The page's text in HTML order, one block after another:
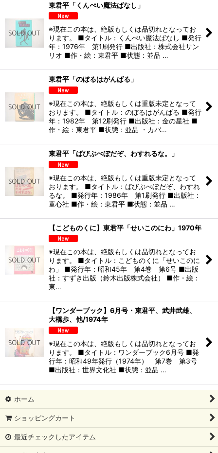
東君平「くんぺい魔法ばなし」
※現在この本は、絶版もしくは品切れとなってお
ります。 ■タイトル：くんぺい魔法ばなし ■発行
年：1976年 第1刷発行 ■出版社：株式会社サン
リオ ■作・絵：東君平 ■状態：並品 …
東君平「のぼるはがんばる」
※現在この本は、絶版もしくは重版未定となって
おります。 ■タイトル：のぼるはがんばる ■発行
年：1982年 第12刷発行 ■出版社：金の星社 ■
作・絵：東君平 ■状態：並品 ・カバ…
東君平「ばびぶべぼだぞ、わすれるな。」
※現在この本は、絶版もしくは重版未定となって
おります。 ■タイトル：ばびぶべぼだぞ、わすれ
るな。 ■発行年：1986年 第1刷発行 ■出版社：
童心社 ■作・絵：東君平 ■状態：並品 …
【こどものくに】東君平「せいこのにわ」1970年
※現在この本は、絶版もしくは品切れとなってお
ります。 ■タイトル：こどものくに「せいこのに
わ」 ■発行年：昭和45年 第4巻 第6号 ■出版
社：すずき出版（鈴木出版株式会社） ■作・絵：
東…
【ワンダーブック】6月号・東君平、武井武雄、
大橋歩、他/1974年
※現在この本は、絶版もしくは品切れとなってお
ります。 ■タイトル：ワンダーブック6月号 ■発
行年：昭和49年発行（1974年） 第7巻 第3号
■出版社：世界文化社 ■状態：並品 …
ホーム
ショッピングカート
最近チェックしたアイテム